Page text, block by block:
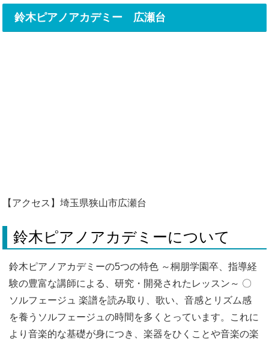
鈴木ピアノアカデミー 広瀬台
【アクセス】埼玉県狭山市広瀬台
鈴木ピアノアカデミーについて
鈴木ピアノアカデミーの5つの特色 ～桐朋学園卒、指導経
験の豊富な講師による、研究・開発されたレッスン～ 〇
ソルフェージュ 楽譜を読み取り、歌い、音感とリズム感
を養うソルフェージュの時間を多くとっています。これに
より音楽的な基礎が身につき、楽器をひくことや音楽の楽